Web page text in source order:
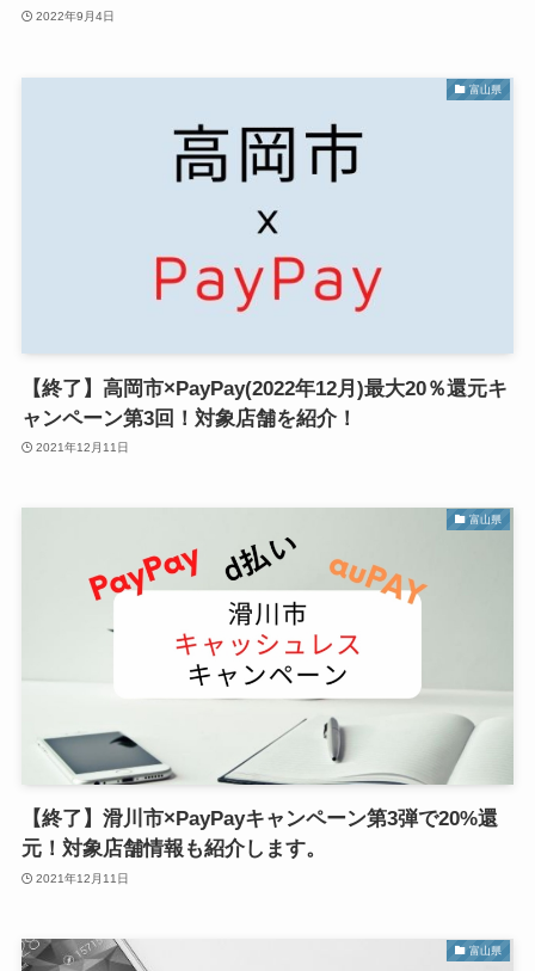
2022年9月4日
富山県
【終了】高岡市×PayPay(2022年12月)最大20％還元キ
ャンペーン第3回！対象店舗を紹介！
2021年12月11日
富山県
【終了】滑川市×PayPayキャンペーン第3弾で20%還
元！対象店舗情報も紹介します。
2021年12月11日
富山県